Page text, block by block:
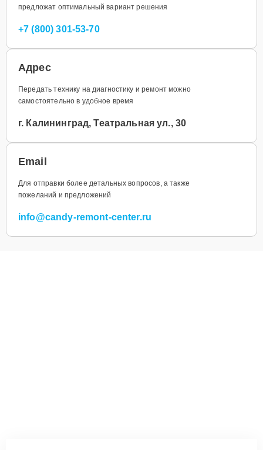
предложат оптимальный вариант решения
+7 (800) 301-53-70
Адрес
Передать технику на диагностику и ремонт можно
самостоятельно в удобное время
г. Калининград, Театральная ул., 30
Email
Для отправки более детальных вопросов, а также
пожеланий и предложений
info@candy-remont-center.ru